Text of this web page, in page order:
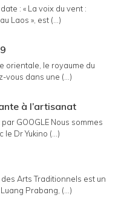
: « La voix du vent :
Laos », est (...)
orientale, le royaume du
vous dans une (...)
à l’artisanat
GOOGLE Nous sommes
Dr Yukino (...)
Arts Traditionnels est un
Prabang, (...)